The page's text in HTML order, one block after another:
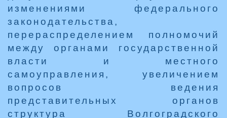
изменениями федерального
законодательства,
перераспределением полномочий
между органами государственной
власти и местного
самоуправления, увеличением
вопросов ведения
представительных органов
структура Волгоградского